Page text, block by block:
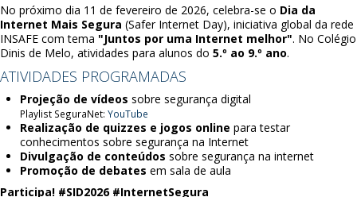
No próximo dia 11 de fevereiro de 2026, celebra-se o Dia da
Internet Mais Segura (Safer Internet Day), iniciativa global da rede
INSAFE com tema "Juntos por uma Internet melhor". No Colégio
Dinis de Melo, atividades para alunos do 5.º ao 9.º ano.
ATIVIDADES PROGRAMADAS
Projeção de vídeos sobre segurança digital
Playlist SeguraNet: YouTube
Realização de quizzes e jogos online para testar
conhecimentos sobre segurança na Internet
Divulgação de conteúdos sobre segurança na internet
Promoção de debates em sala de aula
Participa! #SID2026 #InternetSegura